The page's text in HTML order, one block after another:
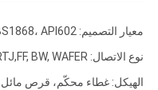
معيار التصميم: API 6D، API 594، BS1868، API602
نوع الاتصال: RF,RTJ,FF, BW, WAFER
الهيكل: غطاء محكّم، قرص مائل.